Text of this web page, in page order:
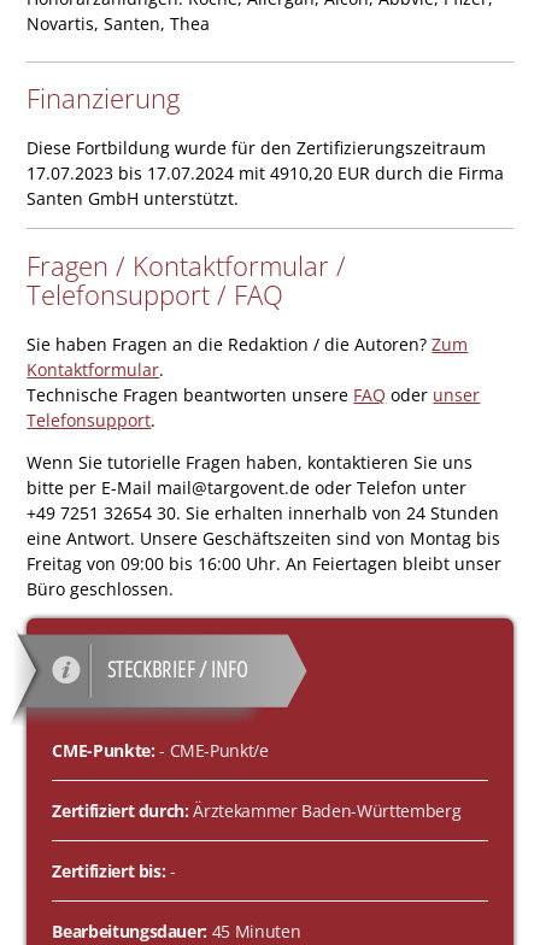
Novartis, Santen, Thea
Finanzierung
Diese Fortbildung wurde für den Zertifizierungszeitraum
17.07.2023 bis 17.07.2024 mit 4910,20 EUR durch die Firma
Santen GmbH unterstützt.
Fragen / Kontaktformular /
Telefonsupport / FAQ
Sie haben Fragen an die Redaktion / die Autoren?Zum
Kontaktformular.
Technische Fragen beantworten unsere FAQ oder unser
Telefonsupport.
Wenn Sie tutorielle Fragen haben, kontaktieren Sie uns
bitte per E-Mail mail@targovent.de oder Telefon unter
+49 7251 32654 30. Sie erhalten innerhalb von 24 Stunden
eine Antwort. Unsere Geschäftszeiten sind von Montag bis
Freitag von 09:00 bis 16:00 Uhr. An Feiertagen bleibt unser
Büro geschlossen.
STECKBRIEF / INFO
CME-Punkte:- CME-Punkt/e
Zertifiziert durch:Ärztekammer Baden-Württemberg
Zertifiziert bis:-
Bearbeitungsdauer: 45 Minuten